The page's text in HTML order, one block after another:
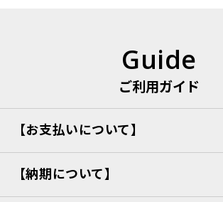
Guide
ご利用ガイド
【お支払いについて】
【納期について】